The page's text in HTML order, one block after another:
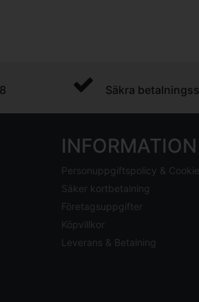
Säkra
INFORMATION
Personuppgiftspolicy &
Säker kortbetalning
Företagsuppgifter
Köpvillkor
Leverans & Betalning